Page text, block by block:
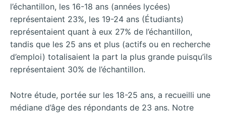
l’échantillon, les 16-18 ans (années lycées)
représentaient 23%, les 19-24 ans (Étudiants)
représentaient quant à eux 27% de l’échantillon,
tandis que les 25 ans et plus (actifs ou en recherche
d’emploi) totalisaient la part la plus grande puisqu’ils
représentaient 30% de l’échantillon.
Notre étude, portée sur les 18-25 ans, a recueilli une
médiane d’âge des répondants de 23 ans. Notre